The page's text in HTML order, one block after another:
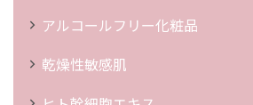
アルコールフリー化粧品
乾燥性敏感肌